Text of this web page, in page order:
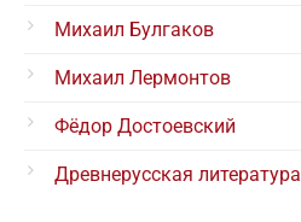
Михаил Булгаков
Михаил Лермонтов
Фёдор Достоевский
Древнерусская литература